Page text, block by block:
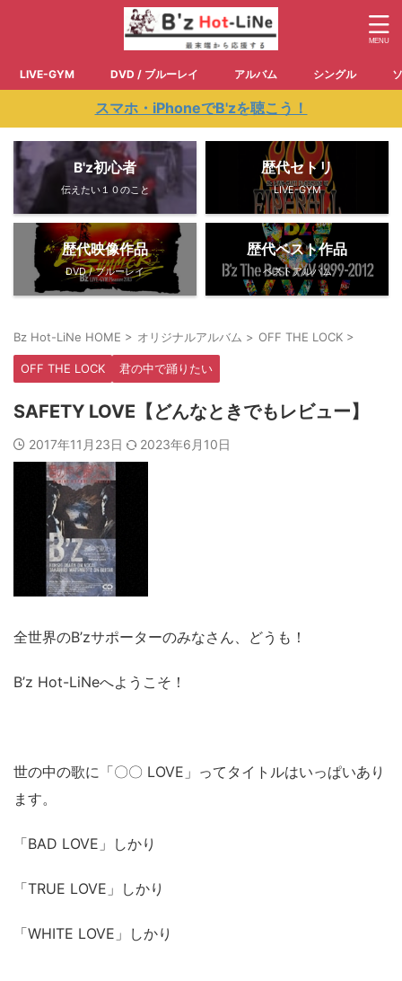
LIVE-GYM DVD / ブルーレイ アルバム シングル
スマホ・iPhoneでB'zを聴こう！
B'z初心者
伝えたい１０のこと
歴代セトリ
LIVE-GYM
歴代映像作品
DVD / ブルーレイ
歴代ベスト作品
ベストアルバム
Bz Hot-LiNe HOME > オリジナルアルバム > OFF THE LOCK >
OFF THE LOCK 君の中で踊りたい
SAFETY LOVE【どんなときでもレビュー】
2017年11月23日 2023年6月10日
全世界のB’zサポーターのみなさん、どうも！
B’z Hot-LiNeへようこそ！
世の中の歌に「〇〇 LOVE」ってタイトルはいっぱいあり
ます。
「BAD LOVE」しかり
「TRUE LOVE」しかり
「WHITE LOVE」しかり